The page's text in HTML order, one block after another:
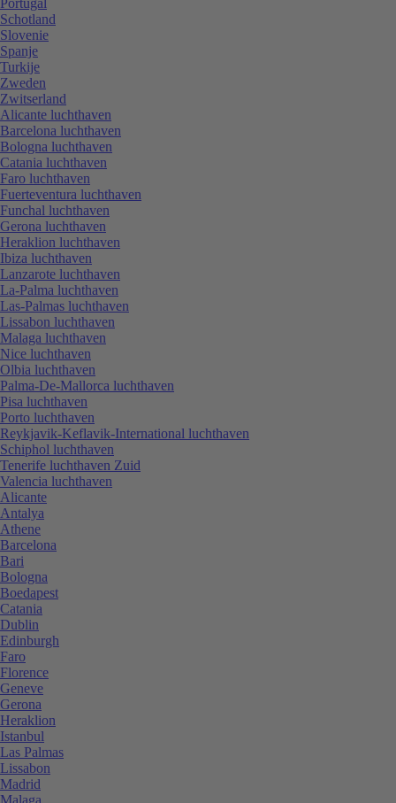
Schotland
Slovenie
Spanje
Turkije
Zweden
Zwitserland
Alicante luchthaven
Barcelona luchthaven
Bologna luchthaven
Catania luchthaven
Faro luchthaven
Fuerteventura luchthaven
Funchal luchthaven
Gerona luchthaven
Heraklion luchthaven
Ibiza luchthaven
Lanzarote luchthaven
La-Palma luchthaven
Las-Palmas luchthaven
Lissabon luchthaven
Malaga luchthaven
Nice luchthaven
Olbia luchthaven
Palma-De-Mallorca luchthaven
Pisa luchthaven
Porto luchthaven
Reykjavik-Keflavik-International luchthaven
Schiphol luchthaven
Tenerife luchthaven Zuid
Valencia luchthaven
Alicante
Antalya
Athene
Barcelona
Bari
Bologna
Boedapest
Catania
Dublin
Edinburgh
Faro
Florence
Geneve
Gerona
Heraklion
Istanbul
Las Palmas
Lissabon
Madrid
Malaga